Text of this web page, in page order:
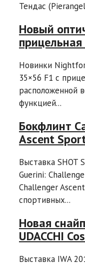
Тендас
Новый
Новинки
35×56 F1 с
расположенной
функцией...
Бокфлинт
Ascent
Выставка SHOT
Guerini:
Challenger
спортивных...
Новая
UDACCHI
Выставка IWA